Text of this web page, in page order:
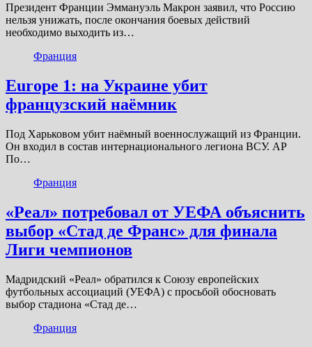
Президент Франции Эммануэль Макрон заявил, что Россию
нельзя унижать, после окончания боевых действий
необходимо выходить из…
Франция
Europe 1: на Украине убит
французский наёмник
Под Харьковом убит наёмный военнослужащий из Франции.
Он входил в состав интернационального легиона ВСУ. AP
По…
Франция
«Реал» потребовал от УЕФА объяснить
выбор «Стад де Франс» для финала
Лиги чемпионов
Мадридский «Реал» обратился к Союзу европейских
футбольных ассоциаций (УЕФА) с просьбой обосновать
выбор стадиона «Стад де…
Франция